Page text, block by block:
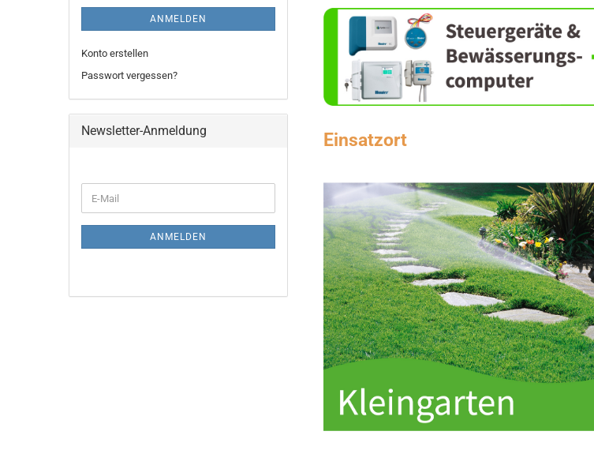
Einsatzort
ANMELDEN
Konto erstellen
Passwort vergessen?
Newsletter-Anmeldung
ZUR
E-
Mail
ANMELDEN